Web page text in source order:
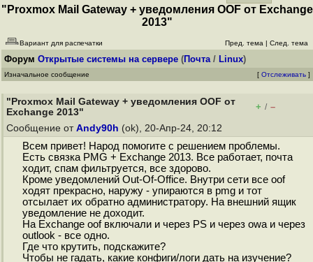
"Proxmox Mail Gateway + уведомления OOF от Exchange
2013"
Вариант для распечатки Пред. тема | След. тема
Форум Открытые системы на сервере (Почта/ Linux)
Изначальное сообщение [ Отслеживать ]
"Proxmox Mail Gateway + уведомления OOF от
Exchange 2013"
+ / –
Сообщение от Andy90h (ok), 20-Апр-24, 20:12
Всем привет! Народ помогите с решением проблемы.
Есть связка PMG + Exchange 2013. Все работает, почта
ходит, спам фильтруется, все здорово.
Кроме уведомлений Out-Of-Office. Внутри сети все oof
ходят прекрасно, наружу - упираются в pmg и тот
отсылает их обратно администратору. На внешний ящик
уведомление не доходит.
На Exchange oof включали и через PS и через owa и через
outlook - все одно.
Где что крутить, подскажите?
Чтобы не гадать, какие конфиги/логи дать на изучение?